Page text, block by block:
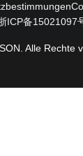
ICP备15021097
Alle Rechte